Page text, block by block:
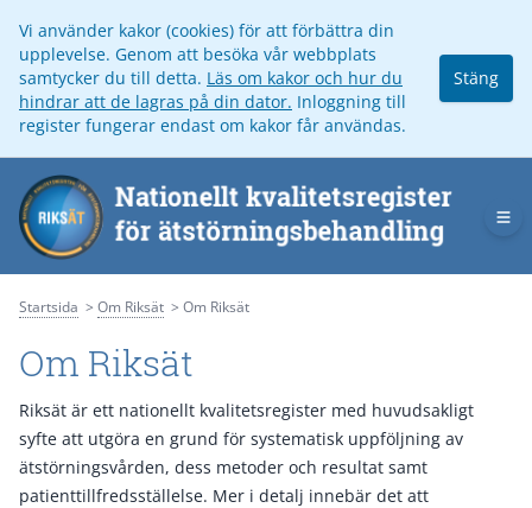
Vi använder kakor (cookies) för att förbättra din
upplevelse. Genom att besöka vår webbplats
samtycker du till detta. Läs om kakor och hur du
hindrar att de lagras på din dator. Inloggning till
register fungerar endast om kakor får användas.
Stäng
Startsida Om Riksät Om Riksät
Om Riksät
Riksät är ett nationellt kvalitetsregister med huvudsakligt
syfte att utgöra en grund för systematisk uppföljning av
ätstörningsvården, dess metoder och resultat samt
patienttillfredsställelse. Mer i detalj innebär det att